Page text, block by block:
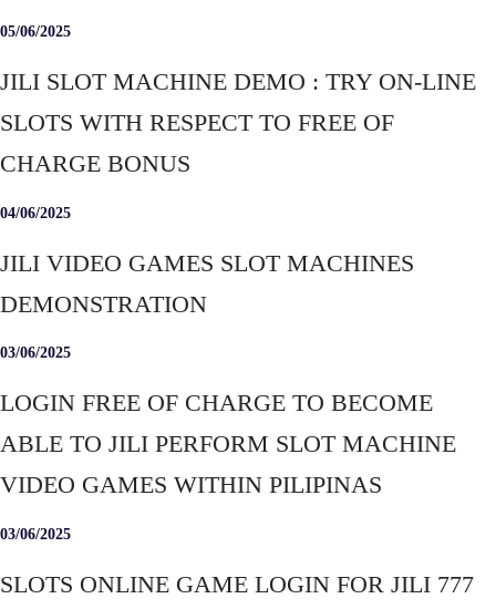
05/06/2025
JILI SLOT MACHINE DEMO : TRY ON-LINE
SLOTS WITH RESPECT TO FREE OF
CHARGE BONUS
04/06/2025
JILI VIDEO GAMES SLOT MACHINES
DEMONSTRATION
03/06/2025
LOGIN FREE OF CHARGE TO BECOME
ABLE TO JILI PERFORM SLOT MACHINE
VIDEO GAMES WITHIN PILIPINAS
03/06/2025
SLOTS ONLINE GAME LOGIN FOR JILI 777